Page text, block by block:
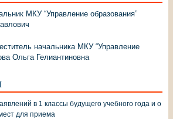
МКУ “Управление образования”
начальника МКУ “Управление
Ольга Гелиантиновна
в 1 классы будущего учебного года и о
для приема